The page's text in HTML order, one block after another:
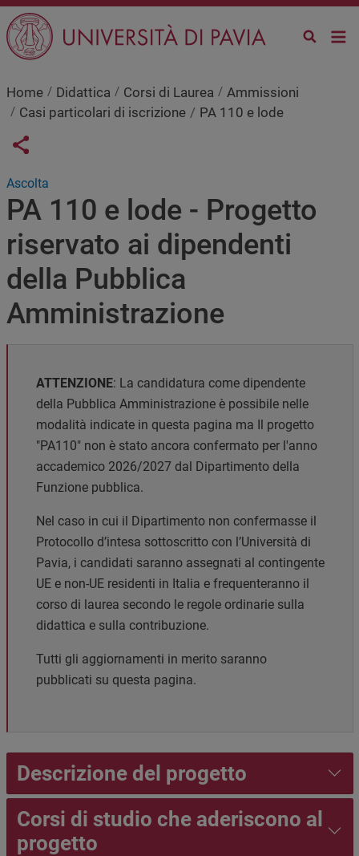
Salta al contenuto principale
Home Didattica Corsi di Laurea
Ammissioni
Casi particolari di iscrizione
PA 110 e lode
Links condivisione social
Share button
Ascolta
PA 110 e lode - Progetto
riservato ai dipendenti
della Pubblica
Amministrazione
ATTENZIONE: La candidatura come dipendente
della Pubblica Amministrazione è possibile nelle
modalità indicate in questa pagina ma Il progetto
"PA110" non è stato ancora confermato per l'anno
accademico 2026/2027 dal Dipartimento della
Funzione pubblica.
Nel caso in cui il Dipartimento non confermasse il
Protocollo d’intesa sottoscritto con l’Università di
Pavia, i candidati saranno assegnati al contingente
UE e non-UE residenti in Italia e frequenteranno il
corso di laurea secondo le regole ordinarie sulla
didattica e sulla contribuzione.
Tutti gli aggiornamenti in merito saranno
pubblicati su questa pagina.
Descrizione del progetto
Corsi di studio che aderiscono al
progetto